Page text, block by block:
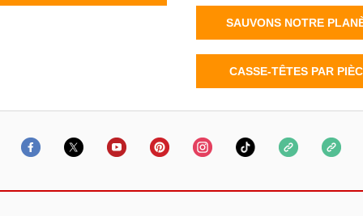
SAUVONS NOTRE
CASSE-TÊTES PAR